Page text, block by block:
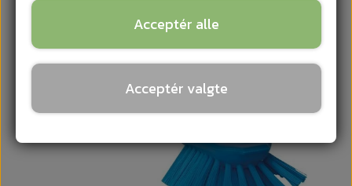
Acceptér alle
Acceptér valgte